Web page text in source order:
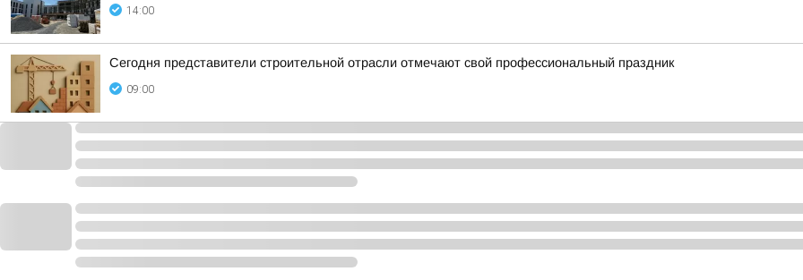
14:00
Сегодня представители строительной отрасли отмечают свой профессиональный праздник
09:00